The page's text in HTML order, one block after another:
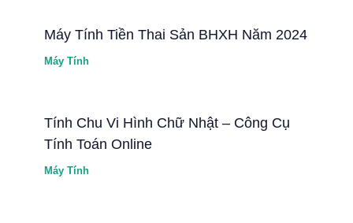
Máy Tính Tiền Thai Sản BHXH Năm 2024
Máy Tính
Tính Chu Vi Hình Chữ Nhật – Công Cụ
Tính Toán Online
Máy Tính